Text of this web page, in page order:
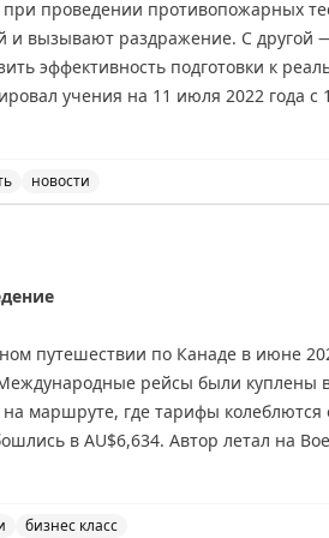
проведении противопожарных
и вызывают раздражение. С другой
эффективность подготовки к
учения на 11 июля 2022 года
найти баланс между комфортом
новости
путешествии по Канаде в июне
рейсы были куплены
маршруте, где тарифы колеблются
в AU$6,634. Автор летал на
бизнес класс